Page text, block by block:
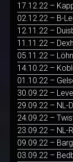
17.12.22 –
02.12.22 – B-
12.11.22 –
11.11.22 –
05.11.22 –
14.10.22 –
01.10.22 –
30.09.22 –
29.09.22 – NL-
24.09.22 –
23.09.22 – NL-
09.09.22 –
03.09.22 –